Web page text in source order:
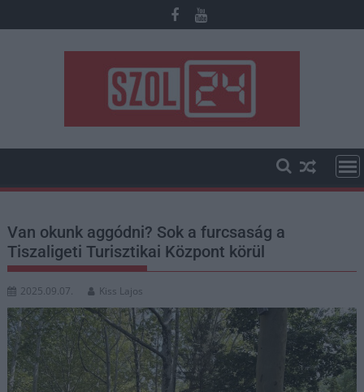
to
Van okunk aggódni? Sok a furcsaság a
Tiszaligeti Turisztikai Központ körül
2025.09.07. Kiss Lajos